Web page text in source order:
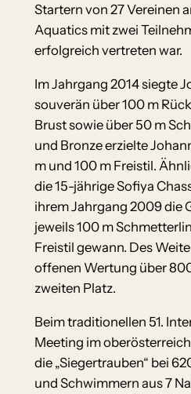
Startern von 27 Vereinen
Aquatics mit zwei
erfolgreich vertreten war.
Im Jahrgang 2014 siegte
souverän über 100 m
Brust sowie über 50 m
und Bronze erzielte
m und 100 m Freistil.
die 15-jährige Sofiya
ihrem Jahrgang 2009 die
jeweils 100 m
Freistil gewann. Des
offenen Wertung über
zweiten Platz.
Beim traditionellen 51.
Meeting im
die „Siegertrauben“ bei
und Schwimmern aus 7